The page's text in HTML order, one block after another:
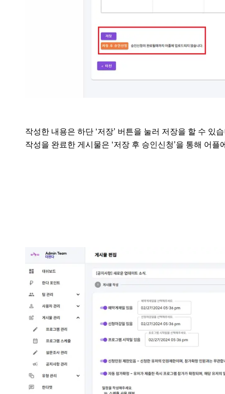
작성한 내용은 하단 ‘저장’ 버튼을 눌러 저장을 할 수 있
작성을 완료한 게시물은 ‘저장 후 승인신청’을 통해 어